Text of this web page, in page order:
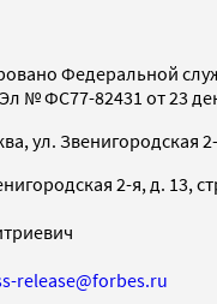
Федеральной
№ ФС77-82431 от 23
ул. Звенигородская
2-я, д. 13,
release@forbes.ru